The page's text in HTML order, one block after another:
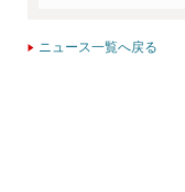
ニュース一覧へ戻る